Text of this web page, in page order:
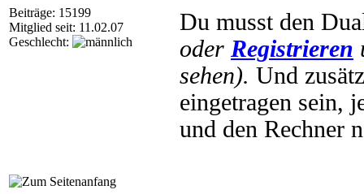
Beiträge: 15199
Mitglied seit: 11.02.07
Geschlecht:
Du musst den
oder Registrieren
sehen). Und
eingetragen sein,
und den Rechner